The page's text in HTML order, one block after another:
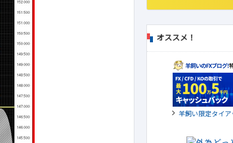
オススメ！
羊飼い限定タイア